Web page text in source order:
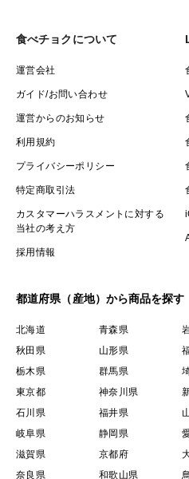
食べチョクについて
運営会社
ガイド/お問い合わせ
運営からのお知らせ
利用規約
プライバシーポリシー
特定商取引法
カスタマーハラスメントに対する
当社の考え方
採用情報
都道府県（産地）から商品を探す
北海道 青森県
秋田県
山形県
栃木県
群馬県
東京都
神奈川県
石川県
福井県
岐阜県
静岡県
滋賀県
京都府
奈良県
和歌山県